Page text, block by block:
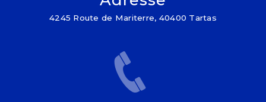
4245 Route de Mariterre, 40400 Tartas